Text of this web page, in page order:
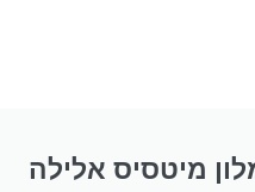
מיטסיס אלילה